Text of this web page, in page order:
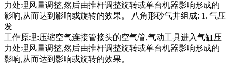
力处理风量调整,然后由推杆调整旋转或单台机器影响形成的
影响,从而达到影响或旋转的效果。 八角形砂气井组成: 1. 气压
发
工作原理:压缩空气连接管接头的空气管,气动工具进入气缸压
力处理风量调整,然后由推杆调整旋转或单台机器影响形成的
影响,从而达到影响或旋转的效果。